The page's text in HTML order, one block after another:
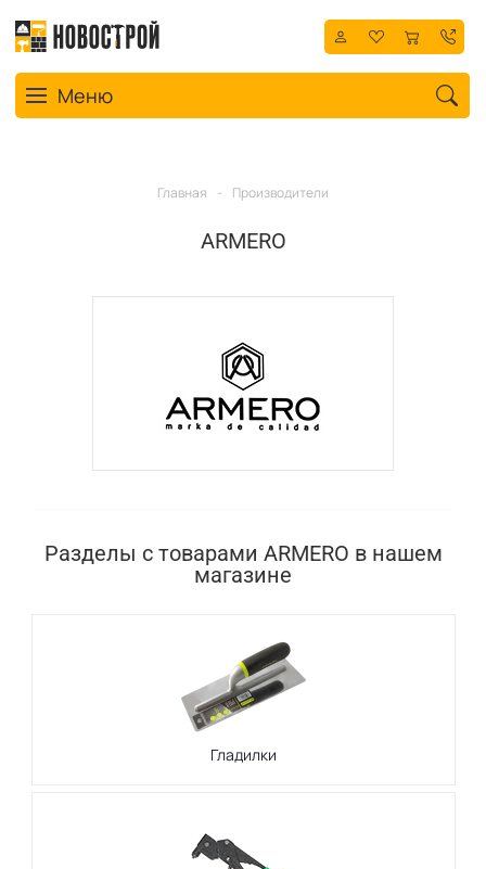
Toggle navigation
Меню
Главная - Производители
ARMERO
Разделы с товарами ARMERO в нашем
магазине
Гладилки